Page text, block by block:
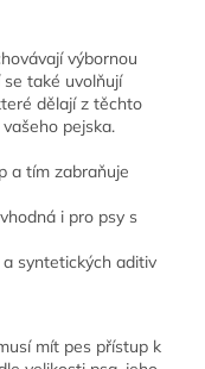
výbornou
také uvolňují
dělají z těchto
pejska.
a tím zabraňuje
i pro psy s
syntetických aditiv
mít pes přístup k